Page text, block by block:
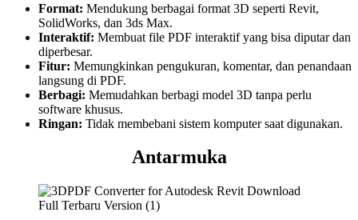
Format: Mendukung berbagai format 3D seperti Revit,
SolidWorks, dan 3ds Max.
Interaktif: Membuat file PDF interaktif yang bisa diputar dan
diperbesar.
Fitur: Memungkinkan pengukuran, komentar, dan penandaan
langsung di PDF.
Berbagi: Memudahkan berbagi model 3D tanpa perlu
software khusus.
Ringan: Tidak membebani sistem komputer saat digunakan.
Antarmuka